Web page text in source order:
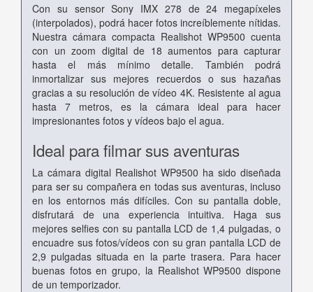
Con su sensor Sony IMX 278 de 24 megapíxeles
(interpolados), podrá hacer fotos increíblemente nítidas.
Nuestra cámara compacta Realishot WP9500 cuenta
con un zoom digital de 18 aumentos para capturar
hasta el más mínimo detalle. También podrá
inmortalizar sus mejores recuerdos o sus hazañas
gracias a su resolución de vídeo 4K. Resistente al agua
hasta 7 metros, es la cámara ideal para hacer
impresionantes fotos y vídeos bajo el agua.
Ideal para filmar sus aventuras
La cámara digital Realishot WP9500 ha sido diseñada
para ser su compañera en todas sus aventuras, incluso
en los entornos más difíciles. Con su pantalla doble,
disfrutará de una experiencia intuitiva. Haga sus
mejores selfies con su pantalla LCD de 1,4 pulgadas, o
encuadre sus fotos/vídeos con su gran pantalla LCD de
2,9 pulgadas situada en la parte trasera. Para hacer
buenas fotos en grupo, la Realishot WP9500 dispone
de un temporizador.